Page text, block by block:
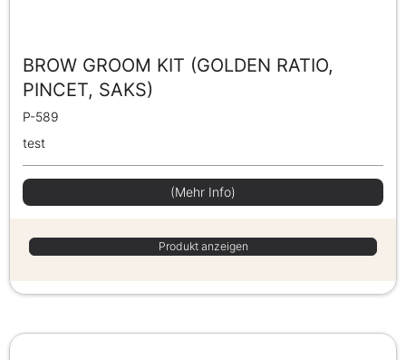
BROW GROOM KIT (GOLDEN RATIO,
PINCET, SAKS)
P-589
test
(Mehr Info)
Produkt anzeigen